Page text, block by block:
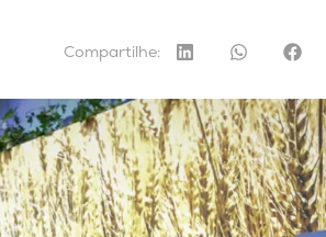
Compartilhe: